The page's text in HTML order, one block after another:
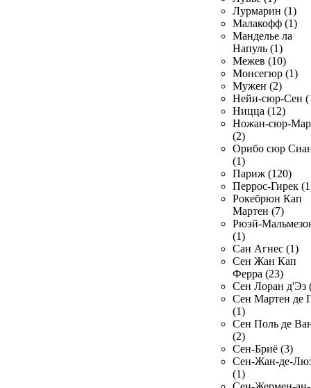
Лурмарин (1)
Малакофф (1)
Манделье ла
Напуль (1)
Межев (10)
Монсегюр (1)
Мужен (2)
Нейи-сюр-Сен
Ницца (12)
Ножан-сюр-
(2)
Орибо сюр
(1)
Париж (120)
Перрос-Гирек
Рокебрюн Кап
Мартен (7)
Рюэй-
(1)
Сан Агнес (1)
Сен Жан Кап
Ферра (23)
Сен Лоран д'Эз
Сен Мартен де
(1)
Сен Поль де
(2)
Сен-Бриё (3)
Сен-Жан-де-
(1)